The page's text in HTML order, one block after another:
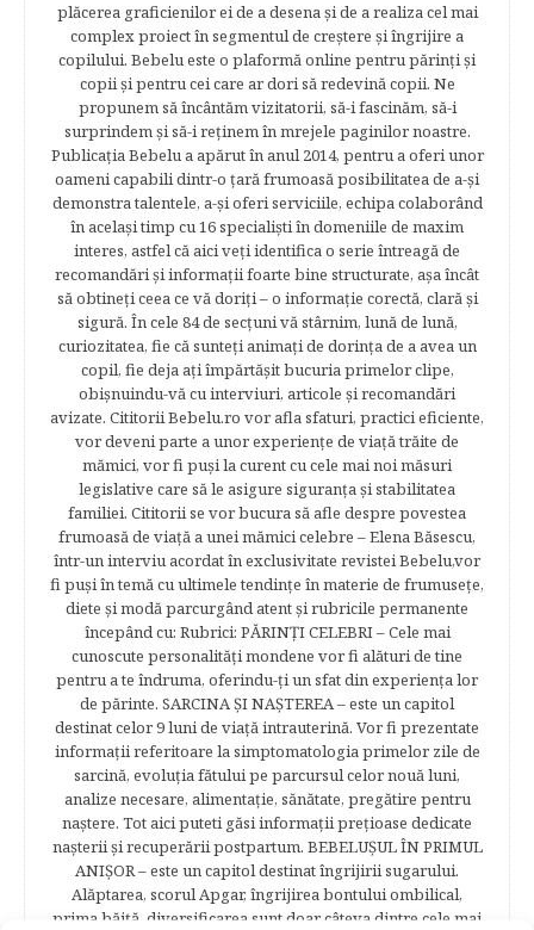
plăcerea graficienilor ei de a desena şi de a realiza cel mai
complex proiect în segmentul de creştere şi îngrijire a
copilului. Bebelu este o plaformă online pentru părinţi şi
copii şi pentru cei care ar dori să redevină copii. Ne
propunem să încântăm vizitatorii, să-i fascinăm, să-i
surprindem şi să-i reţinem în mrejele paginilor noastre.​
Publicația Bebelu a apărut în anul 2014, pentru a oferi unor
oameni capabili dintr-o ţară frumoasă posibilitatea de a-şi
demonstra talentele, a-şi oferi serviciile, echipa colaborând
în acelaşi timp cu 16 specialişti în domeniile de maxim
interes, astfel că aici veţi identifica o serie întreagă de
recomandări şi informaţii foarte bine structurate, aşa încât
să obtineţi ceea ce vă doriţi – o informaţie corectă, clară şi
sigură. În cele 84 de secțuni vă stârnim, lună de lună,
curiozitatea, fie că sunteţi animaţi de dorinţa de a avea un
copil, fie deja aţi împărtăşit bucuria primelor clipe,
obişnuindu-vă cu interviuri, articole şi recomandări
avizate. Cititorii Bebelu.ro vor afla sfaturi, practici eficiente,
vor deveni parte a unor experienţe de viaţă trăite de
mămici, vor fi puşi la curent cu cele mai noi măsuri
legislative care să le asigure siguranţa şi stabilitatea
familiei. Cititorii se vor bucura să afle despre povestea
frumoasă de viață a unei mămici celebre – Elena Băsescu,
într-un interviu acordat în exclusivitate revistei Bebelu,vor
fi puşi în temă cu ultimele tendinţe în materie de frumuseţe,
diete şi modă parcurgând atent şi rubricile permanente
începând cu: Rubrici: PĂRINŢI CELEBRI – Cele mai
cunoscute personalităţi mondene vor fi alături de tine
pentru a te îndruma, oferindu-ţi un sfat din experienţa lor
de părinte. SARCINA ŞI NAŞTEREA – este un capitol
destinat celor 9 luni de viaţă intrauterină. Vor fi prezentate
informaţii referitoare la simptomatologia primelor zile de
sarcină, evoluţia fătului pe parcursul celor nouă luni,
analize necesare, alimentaţie, sănătate, pregătire pentru
naştere. Tot aici puteti găsi informaţii preţioase dedicate
naşterii şi recuperării postpartum. BEBELUŞUL ÎN PRIMUL
ANIŞOR – este un capitol destinat îngrijirii sugarului.
Alăptarea, scorul Apgar, îngrijirea bontului ombilical,
prima băiţă, diversificarea sunt doar câteva dintre cele mai